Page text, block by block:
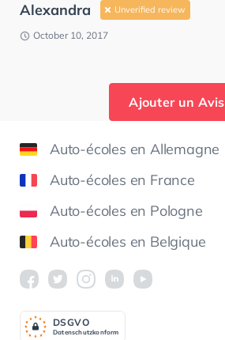
Alexandra Unverified review
October 10, 2017
Ajouter un Avis
Auto-écoles en Allemagne
Auto-écoles en France
Auto-écoles en Pologne
Auto-écoles en Belgique
Datenschutzkonform
DSGVO